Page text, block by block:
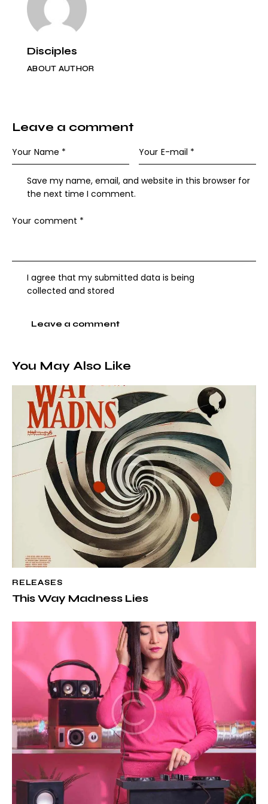
Disciples
ABOUT AUTHOR
Leave a comment
Save my name, email, and website in this browser for
the next time I comment.
I agree that my submitted data is being
collected and stored
You May Also Like
RELEASES
This Way Madness Lies